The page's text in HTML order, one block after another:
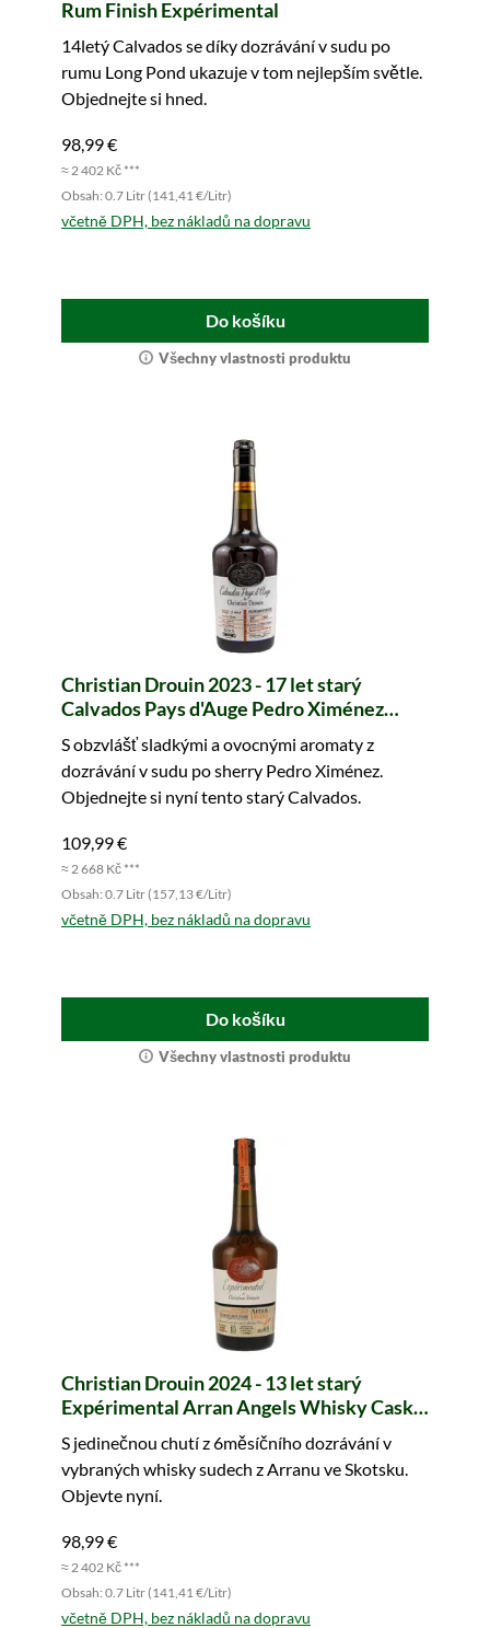
Rum Finish Expérimental
14letý Calvados se díky dozrávání v sudu po
rumu Long Pond ukazuje v tom nejlepším světle.
Objednejte si hned.
98,99 €
≈ 2 402 Kč ***
Obsah: 0.7 Litr (141,41 €/Litr)
včetně DPH, bez nákladů na dopravu
Do košíku
Všechny vlastnosti produktu
Christian Drouin 2023 - 17 let starý
Calvados Pays d'Auge Pedro Ximénez
Cask f19bt4 Edition Limitée
S obzvlášť sladkými a ovocnými aromaty z
dozrávání v sudu po sherry Pedro Ximénez.
Objednejte si nyní tento starý Calvados.
109,99 €
≈ 2 668 Kč ***
Obsah: 0.7 Litr (157,13 €/Litr)
včetně DPH, bez nákladů na dopravu
Do košíku
Všechny vlastnosti produktu
Christian Drouin 2024 - 13 let starý
Expérimental Arran Angels Whisky Cask
S jedinečnou chutí z 6měsíčního dozrávání v
vybraných whisky sudech z Arranu ve Skotsku.
Objevte nyní.
98,99 €
≈ 2 402 Kč ***
Obsah: 0.7 Litr (141,41 €/Litr)
včetně DPH, bez nákladů na dopravu